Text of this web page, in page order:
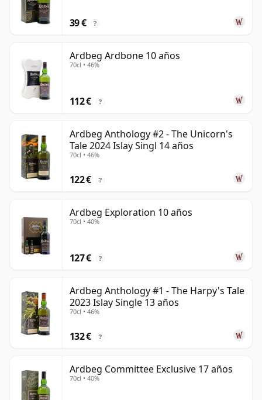
39 € ?
Ardbeg Ardbone 10 años
70cl • 46%
112 € ?
Ardbeg Anthology #2 - The Unicorn's
Tale 2024 Islay Singl 14 años
70cl • 46%
122 € ?
Ardbeg Exploration 10 años
70cl • 40%
127 € ?
Ardbeg Anthology #1 - The Harpy's Tale
2023 Islay Single 13 años
70cl • 46%
132 € ?
Ardbeg Committee Exclusive 17 años
70cl • 40%